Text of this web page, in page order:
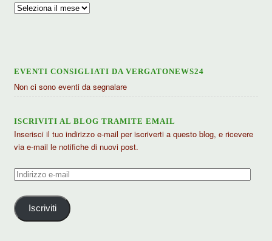
Archivio
EVENTI CONSIGLIATI DA VERGATONEWS24
Non ci sono eventi da segnalare
ISCRIVITI AL BLOG TRAMITE EMAIL
Inserisci il tuo indirizzo e-mail per iscriverti a questo blog, e ricevere
via e-mail le notifiche di nuovi post.
Indirizzo
mail
Iscriviti